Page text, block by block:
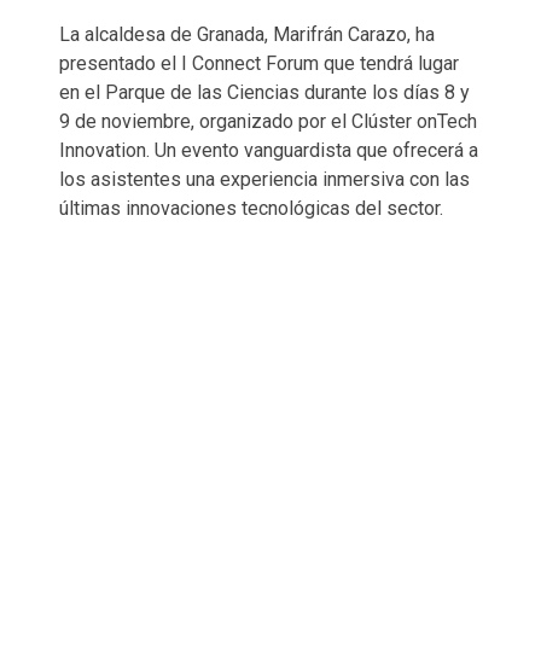
La alcaldesa de Granada, Marifrán Carazo, ha
presentado el I Connect Forum que tendrá lugar
en el Parque de las Ciencias durante los días 8 y
9 de noviembre, organizado por el Clúster onTech
Innovation. Un evento vanguardista que ofrecerá a
los asistentes una experiencia inmersiva con las
últimas innovaciones tecnológicas del sector.